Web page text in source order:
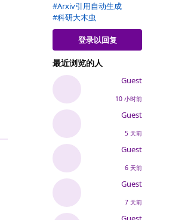
#Arxiv引用自动生成
#科研大木虫
登录以回复
最近浏览的人
Guest
10 小时前
Guest
5 天前
Guest
6 天前
Guest
7 天前